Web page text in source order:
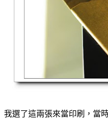
我選了這兩張來當印刷，當